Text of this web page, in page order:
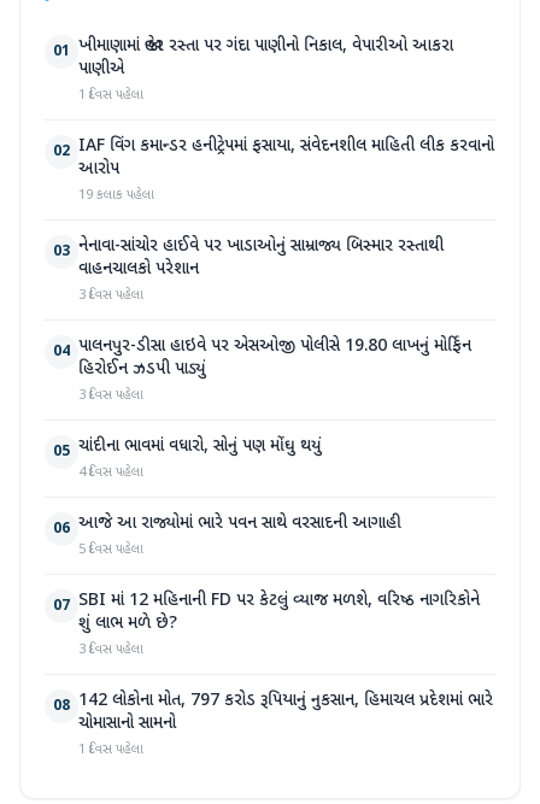
01 ખીમાણામાં જાહેર રસ્તા પર ગંદા પાણીનો નિકાલ, વેપારીઓ આકરા
પાણીએ
1 દિવસ પહેલા
02 IAF વિંગ કમાન્ડર હનીટ્રેપમાં ફસાયા, સંવેદનશીલ માહિતી લીક કરવાનો
આરોપ
19 કલાક પહેલા
03 નેનાવા-સાંચોર હાઈવે પર ખાડાઓનું સામ્રાજ્ય બિસ્માર રસ્તાથી
વાહનચાલકો પરેશાન
3 દિવસ પહેલા
04 પાલનપુર-ડીસા હાઇવે પર એસઓજી પોલીસે 19.80 લાખનું મોર્ફિન
હિરોઈન ઝડપી પાડ્યું
3 દિવસ પહેલા
05 ચાંદીના ભાવમાં વધારો, સોનું પણ મોંઘુ થયું
4 દિવસ પહેલા
06 આજે આ રાજ્યોમાં ભારે પવન સાથે વરસાદની આગાહી
5 દિવસ પહેલા
07 SBI માં 12 મહિનાની FD પર કેટલું વ્યાજ મળશે, વરિષ્ઠ નાગરિકોને
શું લાભ મળે છે?
3 દિવસ પહેલા
08 142 લોકોના મોત, 797 કરોડ રૂપિયાનું નુકસાન, હિમાચલ પ્રદેશમાં ભારે
ચોમાસાનો સામનો
1 દિવસ પહેલા